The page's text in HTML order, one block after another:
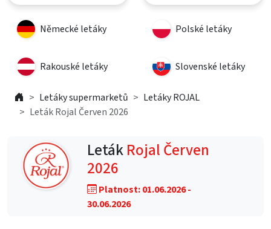
Německé letáky Polské letáky
Rakouské letáky Slovenské letáky
Letáky supermarketů
Letáky ROJAL
Leták Rojal Červen 2026
LetákRojal Červen
2026
Platnost: 01.06.2026 -
30.06.2026